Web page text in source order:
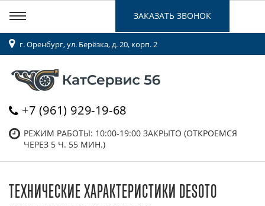
г. Оренбург, ул. Берёзка, д. 20, корп. 2
+7 (961) 929-19-68
РЕЖИМ РАБОТЫ: 10:00-19:00 ЗАКРЫТО (ОТКРОЕМСЯ
ЧЕРЕЗ 5 Ч. 55 МИН.)
ЗАКАЗАТЬ ЗВОНОК
ТЕХНИЧЕСКИЕ ХАРАКТЕРИСТИКИ DESOTO